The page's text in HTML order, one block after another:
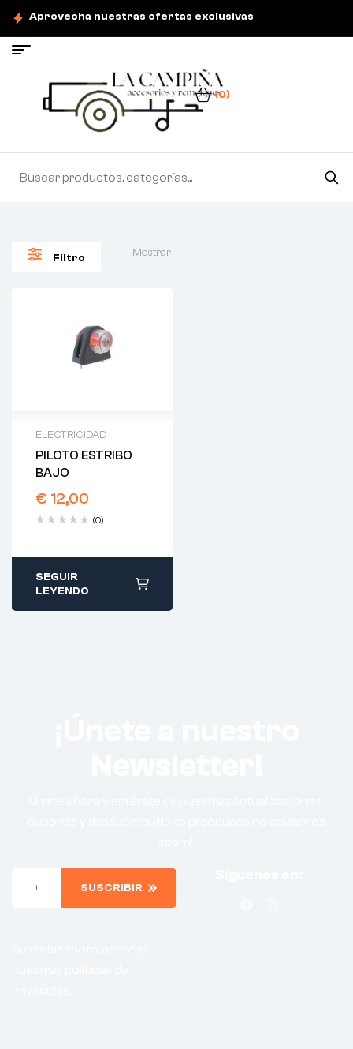
Aprovecha nuestras ofertas exclusivas
(0)
Filtro Mostrar
ELECTRICIDAD
PILOTO ESTRIBO
BAJO
€ 12,00
(0)
SEGUIR
LEYENDO
SUSCRIBIR